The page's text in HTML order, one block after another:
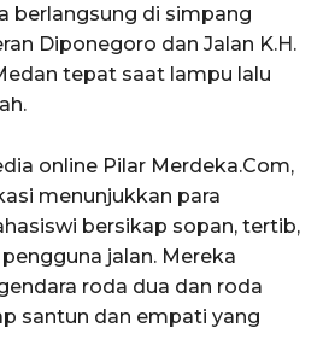
berlangsung di simpang
Diponegoro dan Jalan K.H.
tepat saat lampu lalu
online Pilar Merdeka.Com,
menunjukkan para
bersikap sopan, tertib,
jalan. Mereka
roda dua dan roda
santun dan empati yang